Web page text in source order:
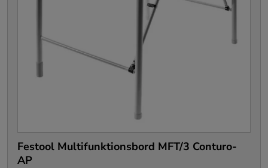
Festool Multifunktionsbord MFT/3 Conturo-
AP